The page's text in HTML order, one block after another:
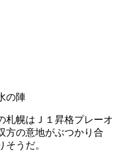
の陣
札幌はＪ１昇格プレーオ
方の意地がぶつかり合
うだ。